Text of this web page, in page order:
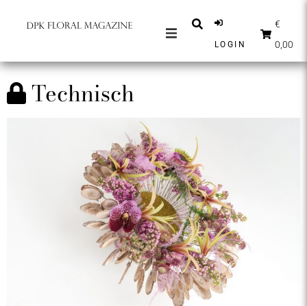
PARTNER
SHOP
DEUTSCH
ABONNIEREN
LOGIN
€
0,00
Technisch